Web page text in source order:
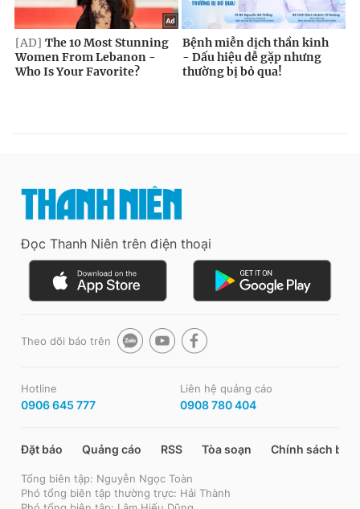
Đọc Thanh Niên trên điện thoại
Theo dõi báo trên
Hotline
0906 645 777
Liên hệ quảng cáo
0908 780 404
Đặt báo Quảng cáo RSS Tòa soạn Chính sách bảo
Tổng biên tập: Nguyễn Ngọc Toàn
Phó tổng biên tập thường trực: Hải Thành